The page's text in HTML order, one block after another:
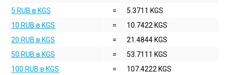
5 RUB в KGS
=
5.3711 KGS
10 RUB в KGS
=
10.7422 KGS
20 RUB в KGS
=
21.4844 KGS
50 RUB в KGS
=
53.7111 KGS
100 RUB в KGS
=
107.4222 KGS